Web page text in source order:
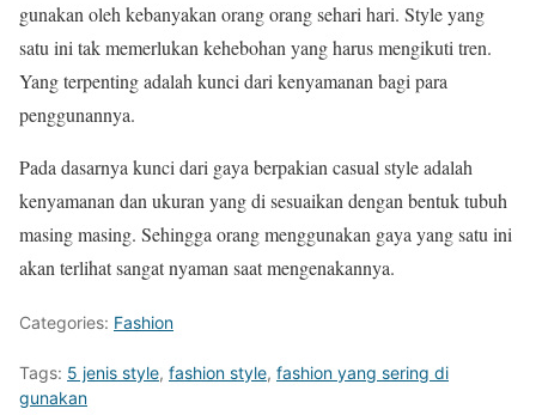
gunakan oleh kebanyakan orang orang sehari hari. Style yang
satu ini tak memerlukan kehebohan yang harus mengikuti tren.
Yang terpenting adalah kunci dari kenyamanan bagi para
penggunannya.
Pada dasarnya kunci dari gaya berpakian casual style adalah
kenyamanan dan ukuran yang di sesuaikan dengan bentuk tubuh
masing masing. Sehingga orang menggunakan gaya yang satu ini
akan terlihat sangat nyaman saat mengenakannya.
Categories: Fashion
Tags: 5 jenis style, fashion style, fashion yang sering di
gunakan